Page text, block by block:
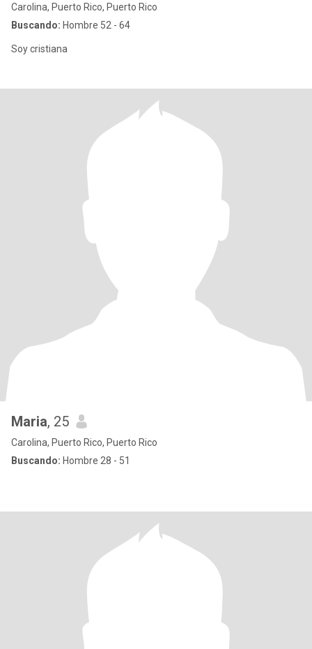
Carolina, Puerto Rico, Puerto Rico
Buscando: Hombre 52 - 64
Soy cristiana
Maria, 25
Carolina, Puerto Rico, Puerto Rico
Buscando: Hombre 28 - 51